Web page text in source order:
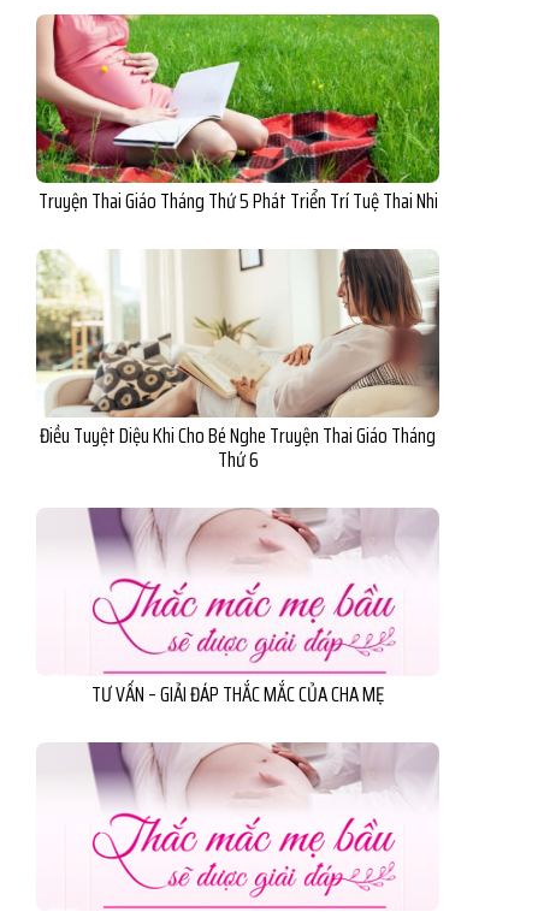
Truyện Thai Giáo Tháng Thứ 5 Phát Triển Trí Tuệ Thai Nhi
Điều Tuyệt Diệu Khi Cho Bé Nghe Truyện Thai Giáo Tháng
Thứ 6
TƯ VẤN – GIẢI ĐÁP THẮC MẮC CỦA CHA MẸ